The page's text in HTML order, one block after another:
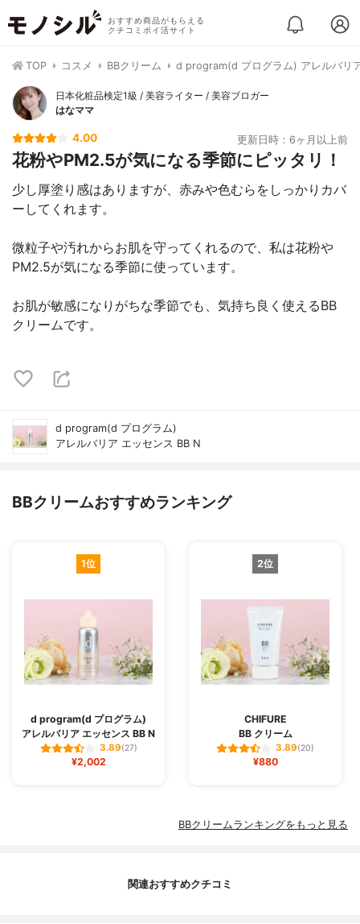
おすすめ商品がもらえる
クチコミポイ活サイト
TOP コスメ BBクリーム d program(d プログラム) アレルバリ
日本化粧品検定1級 / 美容ライター / 美容ブロガー
はなママ
4.00 更新日時：6ヶ月以上前
花粉やPM2.5が気になる季節にピッタリ！
少し厚塗り感はありますが、赤みや色むらをしっかりカバ
ーしてくれます。
微粒子や汚れからお肌を守ってくれるので、私は花粉や
PM2.5が気になる季節に使っています。
お肌が敏感になりがちな季節でも、気持ち良く使えるBB
クリームです。
d program(d プログラム)
アレルバリア エッセンス BB N
BBクリームおすすめランキング
1位
d program(d プログラム)
アレルバリア エッセンス BB N
3.89(27)
¥2,002
2位
CHIFURE
BB クリーム
3.89(20)
¥880
BBクリームランキングをもっと見る
関連おすすめクチコミ